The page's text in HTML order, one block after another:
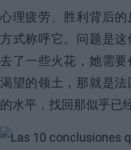
心理疲劳、胜利背后
方式称呼它。问题是
去了一些火花，她需
渴望的领土，那就是
的水平，找回那似乎已
Image